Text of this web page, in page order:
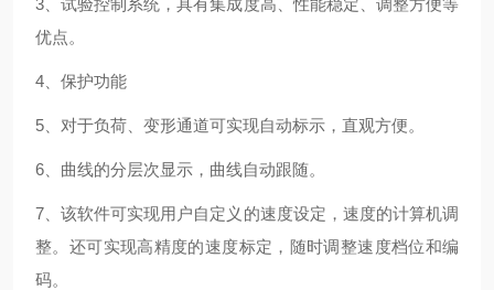
3、试验控制系统，具有集成度高、性能稳定、调整方便等
优点。
4、保护功能
5、对于负荷、变形通道可实现自动标示，直观方便。
6、曲线的分层次显示，曲线自动跟随。
7、该软件可实现用户自定义的速度设定，速度的计算机调
整。还可实现高精度的速度标定，随时调整速度档位和编
码。